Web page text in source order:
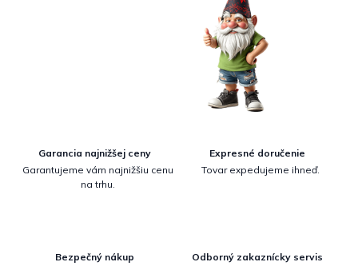
Garancia najnižšej ceny
Garantujeme vám najnižšiu cenu
na trhu.
Expresné doručenie
Tovar expedujeme ihneď.
Bezpečný nákup
Odborný zakaznícky servis